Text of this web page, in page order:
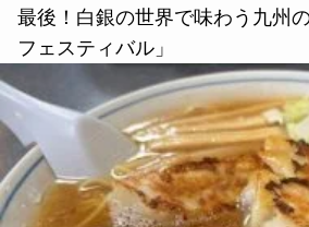
最後！白銀の世界で味わう九州
フェスティバル」